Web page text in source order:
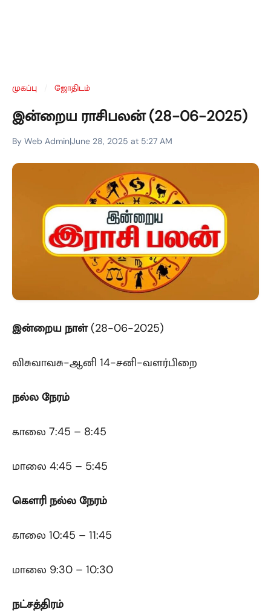
முகப்பு ஜோதிடம்
இன்றைய ராசிபலன் (28-06-2025)
By Web Admin|June 28, 2025 at 5:27 AM
இன்றைய நாள்(28-06-2025)
விசுவாவசு-ஆனி 14-சனி-வளர்பிறை
நல்ல நேரம்
காலை 7:45 – 8:45
மாலை 4:45 – 5:45
கௌரி நல்ல நேரம்
காலை 10:45 – 11:45
மாலை 9:30 – 10:30
நட்சத்திரம்